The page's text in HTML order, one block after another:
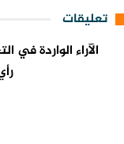
تعليقات
الآراء الواردة